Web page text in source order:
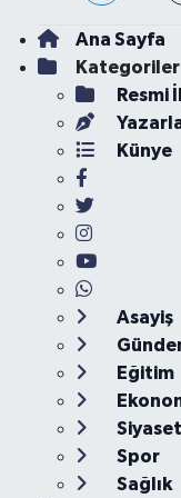
Ana Sayfa
Kategoriler
Resmi
Künye
Asayiş
Eğitim
Siyaset
Spor
Sağlık